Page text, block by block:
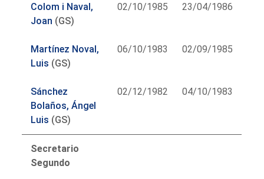
Colom i Naval,
Joan (GS)
02/10/1985 23/04/1986
Martínez Noval,
Luis (GS)
06/10/1983 02/09/1985
Sánchez
Bolaños, Ángel
Luis (GS)
02/12/1982 04/10/1983
Secretario
Segundo